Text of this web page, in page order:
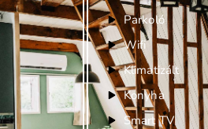
Parkoló
Wifi
Klimatizált
Konyha
Smart TV